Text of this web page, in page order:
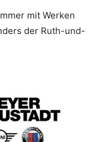
mit Werken
der Ruth-und-